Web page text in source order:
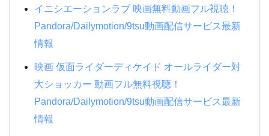
イニシエーションラブ 映画無料動画フル視聴！
Pandora/Dailymotion/9tsu動画配信サービス最新
情報
映画 仮面ライダーディケイド オールライダー対
大ショッカー 動画フル無料視聴！
Pandora/Dailymotion/9tsu動画配信サービス最新
情報